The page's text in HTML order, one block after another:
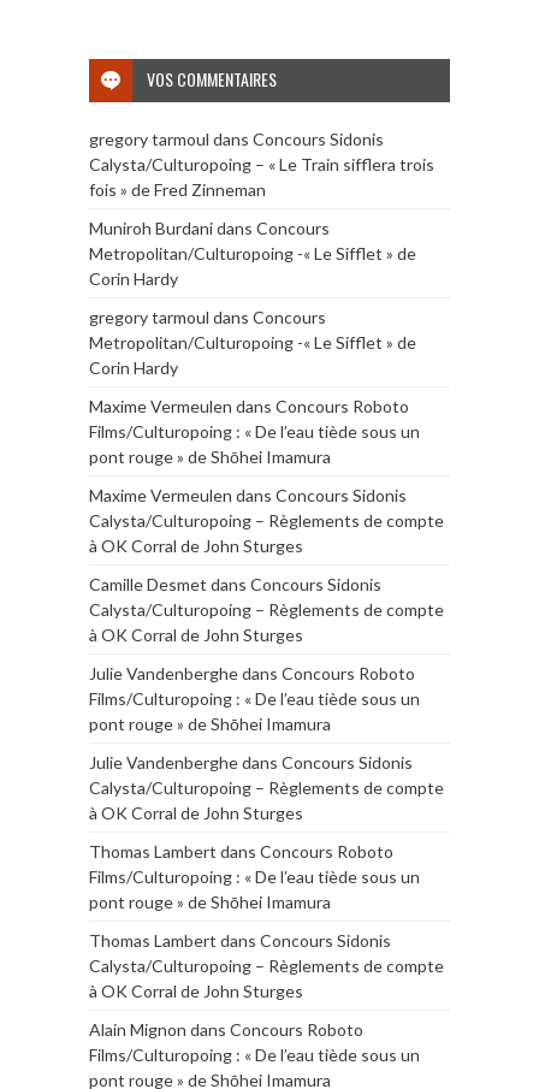
VOS COMMENTAIRES
gregory tarmoul dans Concours Sidonis
Calysta/Culturopoing – « Le Train sifflera trois
fois » de Fred Zinneman
Muniroh Burdanidans Concours
Metropolitan/Culturopoing -« Le Sifflet » de
Corin Hardy
gregory tarmoul dans Concours
Metropolitan/Culturopoing -« Le Sifflet » de
Corin Hardy
Maxime Vermeulen dans Concours Roboto
Films/Culturopoing : « De l’eau tiède sous un
pont rouge » de Shōhei Imamura
Maxime Vermeulen dans Concours Sidonis
Calysta/Culturopoing – Règlements de compte
à OK Corral de John Sturges
Camille Desmet dans Concours Sidonis
Calysta/Culturopoing – Règlements de compte
à OK Corral de John Sturges
Julie Vandenberghedans Concours Roboto
Films/Culturopoing : « De l’eau tiède sous un
pont rouge » de Shōhei Imamura
Julie Vandenberghedans Concours Sidonis
Calysta/Culturopoing – Règlements de compte
à OK Corral de John Sturges
Thomas Lambert dans Concours Roboto
Films/Culturopoing : « De l’eau tiède sous un
pont rouge » de Shōhei Imamura
Thomas Lambert dans Concours Sidonis
Calysta/Culturopoing – Règlements de compte
à OK Corral de John Sturges
Alain Mignon dans Concours Roboto
Films/Culturopoing : « De l’eau tiède sous un
pont rouge » de Shōhei Imamura